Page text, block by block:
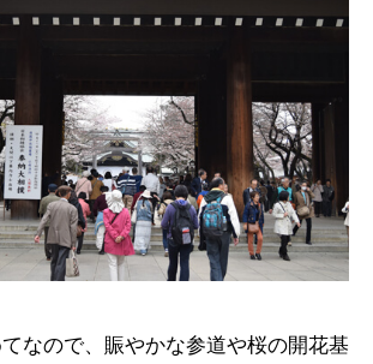
なので、賑やかな参道や桜の開花基